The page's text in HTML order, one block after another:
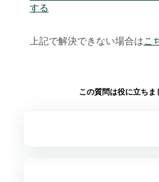
する
上記で解決できない場合はこ
この質問は役に立ちま